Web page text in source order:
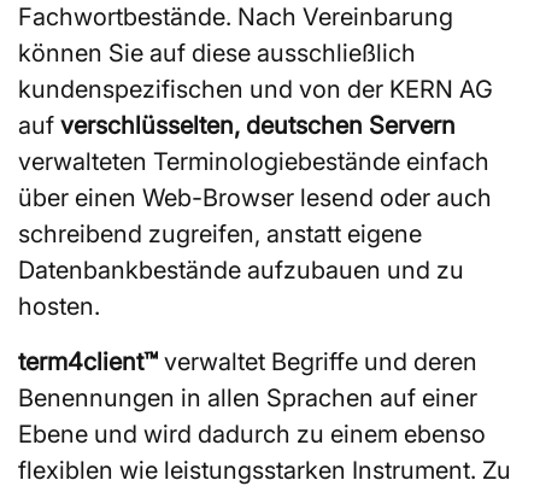
Fachwortbestände. Nach Vereinbarung
können Sie auf diese ausschließlich
kundenspezifischen und von der KERN AG
auf verschlüsselten, deutschen Servern
verwalteten Terminologiebestände einfach
über einen Web-Browser lesend oder auch
schreibend zugreifen, anstatt eigene
Datenbankbestände aufzubauen und zu
hosten.
term4client™ verwaltet Begriffe und deren
Benennungen in allen Sprachen auf einer
Ebene und wird dadurch zu einem ebenso
flexiblen wie leistungsstarken Instrument. Zu